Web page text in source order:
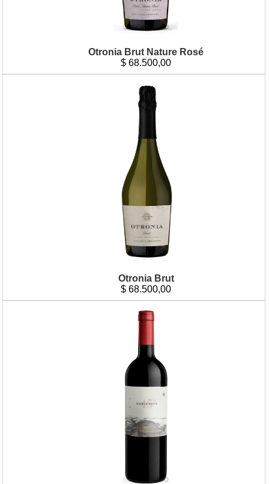
Otronia Brut Nature Rosé
$ 68.500,00
Otronia Brut
$ 68.500,00